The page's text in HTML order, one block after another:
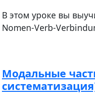
В этом уроке вы
Nomen-Verb-
Модальные